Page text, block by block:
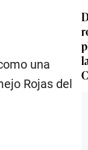
una
Rojas del